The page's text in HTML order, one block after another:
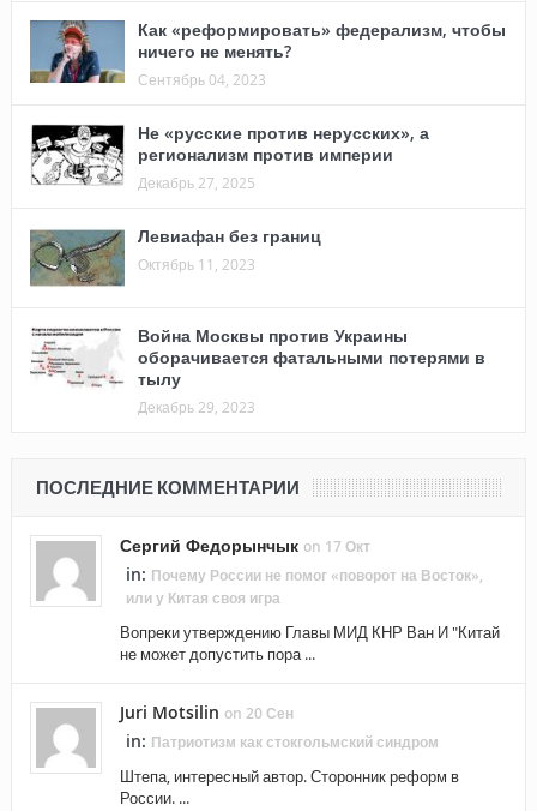
Как «реформировать» федерализм, чтобы
ничего не менять?
Сентябрь 04, 2023
Не «русские против нерусских», а
регионализм против империи
Декабрь 27, 2025
Левиафан без границ
Октябрь 11, 2023
Война Москвы против Украины
оборачивается фатальными потерями в
тылу
Декабрь 29, 2023
ПОСЛЕДНИЕ КОММЕНТАРИИ
Сергий Федорынчык on 17 Окт
in: Почему России не помог «поворот на Восток»,
или у Китая своя игра
Вопреки утверждению Главы МИД КНР Ван И "Китай
не может допустить пора ...
Juri Motsilin on 20 Сен
in: Патриотизм как стокгольмский синдром
Штепа, интересный автор. Сторонник реформ в
России. ...